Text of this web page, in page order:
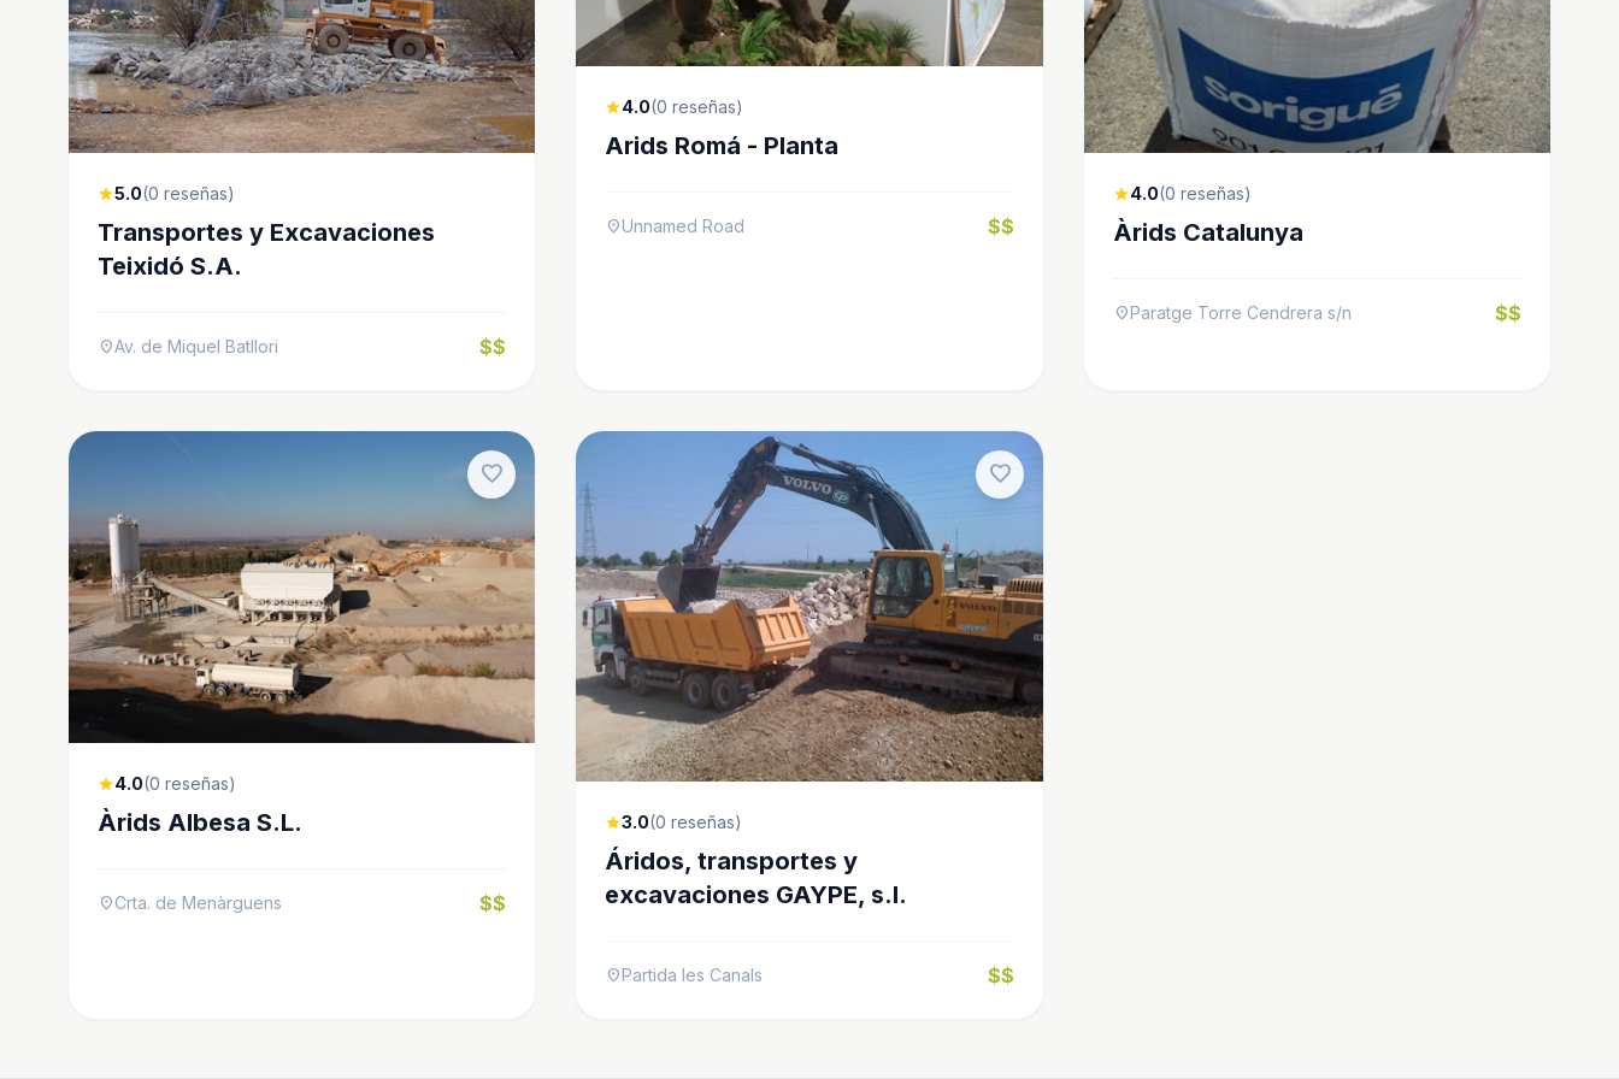
star5.0(0 reseñas)
Transportes y Excavaciones
Teixidó S.A.
location_onAv. de Miquel Batllori $$
star4.0(0 reseñas)
Arids Romá - Planta
location_onUnnamed Road $$
star4.0(0 reseñas)
Àrids Catalunya
location_onParatge Torre Cendrera s/n $$
favorite
star4.0(0 reseñas)
Àrids Albesa S.L.
location_onCrta. de Menàrguens $$
favorite
star3.0(0 reseñas)
Áridos, transportes y
excavaciones GAYPE, s.l.
location_onPartida les Canals $$